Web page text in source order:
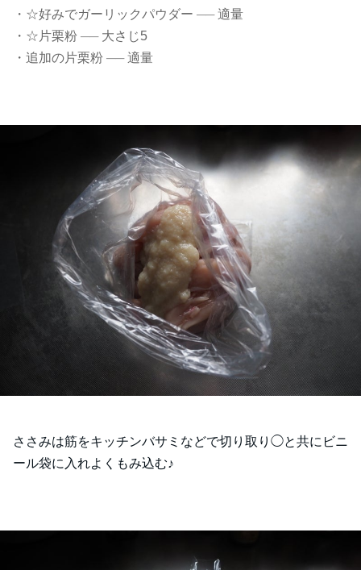
・☆好みでガーリックパウダー ──適量
・☆片栗粉 ──大さじ5
・追加の片栗粉 ──適量
ささみは筋をキッチンバサミなどで切り取り◯と共にビニ
ール袋に入れよくもみ込む♪